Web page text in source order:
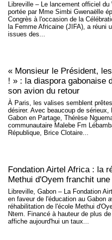
Libreville – Le lancement officiel
portée par Mme Simbi Gwenaëlle
Congrès à l'occasion de la
la Femme Africaine (JIFA), a réuni
issues des...
« Monsieur le Président,
! » : la diaspora gabonaise
son avion du retour
À Paris, les valises semblent
désirer. Avec beaucoup de
Gabon en Partage, Thérèse
communautaire Malebe Fm
République, Brice Clotaire...
Fondation Airtel Africa : la
Methui d'Oyem franchit
Libreville, Gabon – La Fondation
en faveur de l'éducation au Gabon
réhabilitation de l'école Methui
Ntem. Financé à hauteur de plus
affiche aujourd'hui un taux...